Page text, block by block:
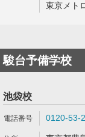
東京メト
駿台予備学校
池袋校
0120-53-